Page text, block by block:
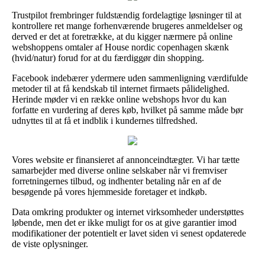
Trustpilot frembringer fuldstændig fordelagtige løsninger til at
kontrollere ret mange forhenværende brugeres anmeldelser og
derved er det at foretrække, at du kigger nærmere på online
webshoppens omtaler af House nordic copenhagen skænk
(hvid/natur) forud for at du færdiggør din shopping.
Facebook indebærer ydermere uden sammenligning værdifulde
metoder til at få kendskab til internet firmaets pålidelighed.
Herinde møder vi en række online webshops hvor du kan
forfatte en vurdering af deres køb, hvilket på samme måde bør
udnyttes til at få et indblik i kundernes tilfredshed.
Vores website er finansieret af annonceindtægter. Vi har tætte
samarbejder med diverse online selskaber når vi fremviser
forretningernes tilbud, og indhenter betaling når en af de
besøgende på vores hjemmeside foretager et indkøb.
Data omkring produkter og internet virksomheder understøttes
løbende, men det er ikke muligt for os at give garantier imod
modifikationer der potentielt er lavet siden vi senest opdaterede
de viste oplysninger.